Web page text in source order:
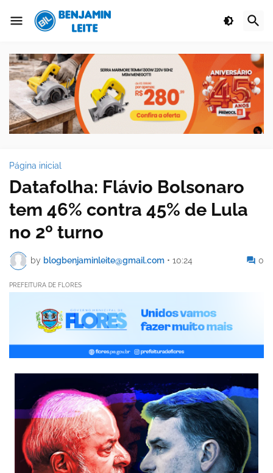
Página inicial
Datafolha: Flávio Bolsonaro
tem 46% contra 45% de Lula
no 2º turno
by blogbenjaminleite@gmail.com • 10:24 0
PREFEITURA DE FLORES